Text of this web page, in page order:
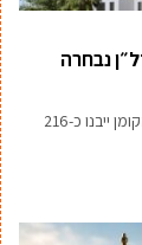
נבחרה
במסגרת הפרויקט צפויים להיהרס 64 יחידות דיור קיימות, ובמקומן ייבנו כ-216